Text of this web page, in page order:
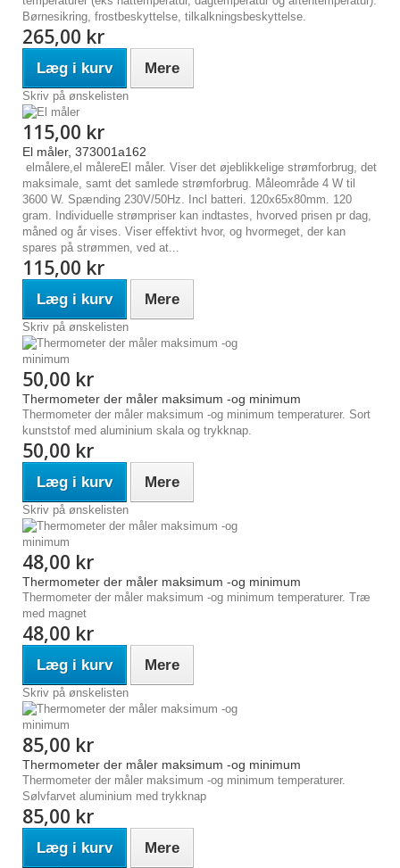
Børnesikring, frostbeskyttelse, tilkalkningsbeskyttelse.
265,00 kr
Læg i kurv Mere
Skriv på ønskelisten
115,00 kr
El måler, 373001a162
elmålere,el målereEl måler. Viser det øjeblikkelige strømforbrug, det
maksimale, samt det samlede strømforbrug. Måleområde 4 W til
3600 W. Spænding 230V/50Hz. Incl batteri. 120x65x80mm. 120
gram. Individuelle strømpriser kan indtastes, hvorved prisen pr dag,
måned og år vises. Viser effektivt hvor, og hvormeget, der kan
spares på strømmen, ved at...
115,00 kr
Læg i kurv Mere
Skriv på ønskelisten
50,00 kr
Thermometer der måler maksimum -og minimum
Thermometer der måler maksimum -og minimum temperaturer. Sort
kunststof med aluminium skala og trykknap.
50,00 kr
Læg i kurv Mere
Skriv på ønskelisten
48,00 kr
Thermometer der måler maksimum -og minimum
Thermometer der måler maksimum -og minimum temperaturer. Træ
med magnet
48,00 kr
Læg i kurv Mere
Skriv på ønskelisten
85,00 kr
Thermometer der måler maksimum -og minimum
Thermometer der måler maksimum -og minimum temperaturer.
Sølvfarvet aluminium med trykknap
85,00 kr
Læg i kurv Mere